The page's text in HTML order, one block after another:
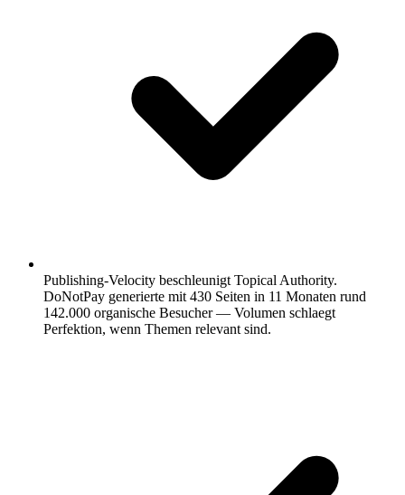
Publishing-Velocity beschleunigt Topical Authority.
DoNotPay generierte mit 430 Seiten in 11 Monaten rund
142.000 organische Besucher — Volumen schlaegt
Perfektion, wenn Themen relevant sind.